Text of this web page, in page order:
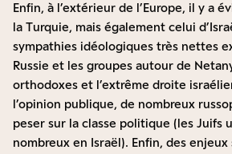
Enfin, à l’extérieur de l’Europe, il y a
la Turquie, mais également celui
sympathies idéologiques très nettes
Russie et les groupes autour de
orthodoxes et l’extrême droite
l’opinion publique, de nombreux
peser sur la classe politique (les Juifs
nombreux en Israël). Enfin, des